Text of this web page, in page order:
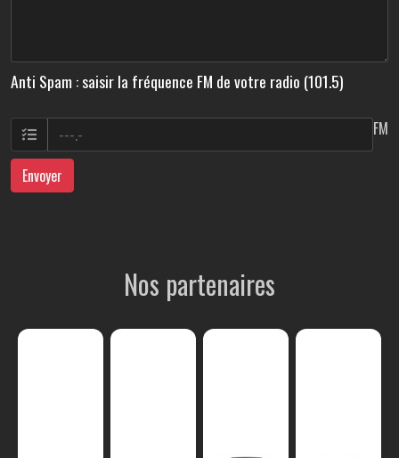
Anti Spam : saisir la fréquence FM de votre radio (101.5)
FM
Envoyer
Nos partenaires